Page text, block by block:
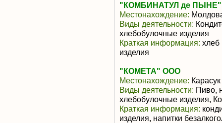
"КОМБИНАТУЛ де
Местонахождение:
Виды деятельности:
хлебобулочные изделия
Краткая информация: хлеб
изделия
"КОМЕТА" ООО
Местонахождение: Карасук
Виды деятельности: Пиво,
хлебобулочные изделия,
Краткая информация:
изделия, напитки